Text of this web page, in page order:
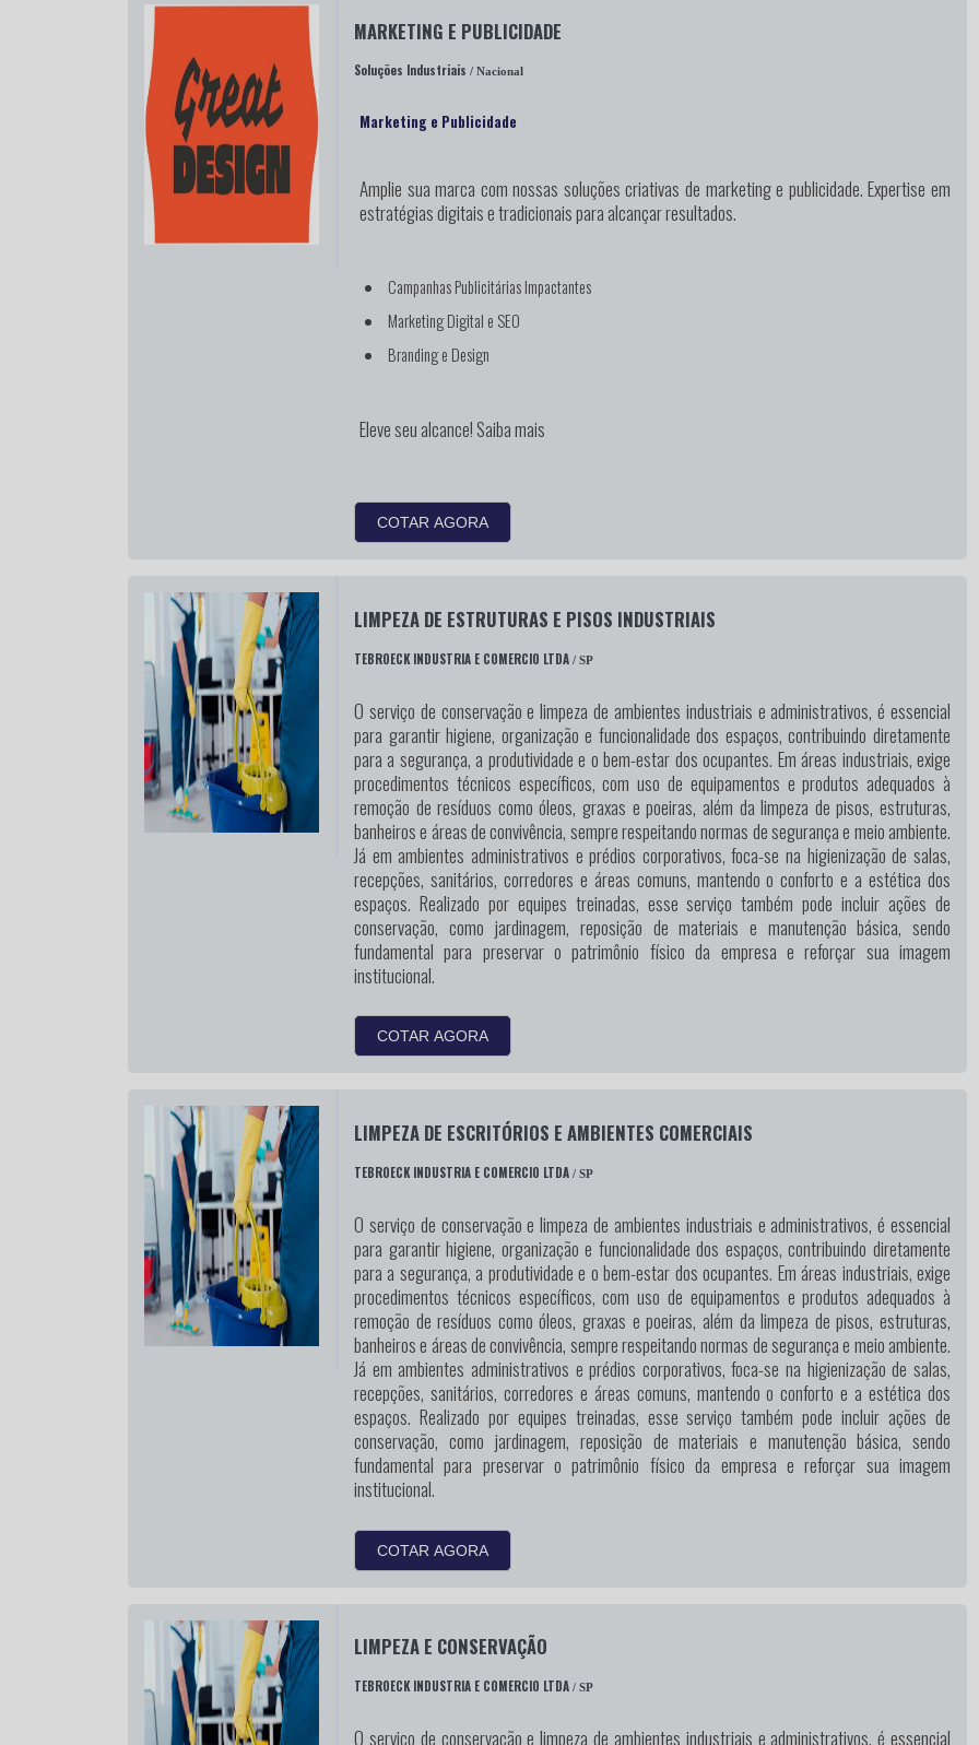
MARKETING E PUBLICIDADE
Soluções Industriais / Nacional
Marketing e Publicidade
Amplie sua marca com nossas soluções criativas de marketing e publicidade. Expertise em
estratégias digitais e tradicionais para alcançar resultados.
Campanhas Publicitárias Impactantes
Marketing Digital e SEO
Branding e Design
Eleve seu alcance! Saiba mais
COTAR AGORA
LIMPEZA DE ESTRUTURAS E PISOS INDUSTRIAIS
TEBROECK INDUSTRIA E COMERCIO LTDA / SP
O serviço de conservação e limpeza de ambientes industriais e administrativos, é essencial
para garantir higiene, organização e funcionalidade dos espaços, contribuindo diretamente
para a segurança, a produtividade e o bem-estar dos ocupantes. Em áreas industriais, exige
procedimentos técnicos específicos, com uso de equipamentos e produtos adequados à
remoção de resíduos como óleos, graxas e poeiras, além da limpeza de pisos, estruturas,
banheiros e áreas de convivência, sempre respeitando normas de segurança e meio ambiente.
Já em ambientes administrativos e prédios corporativos, foca-se na higienização de salas,
recepções, sanitários, corredores e áreas comuns, mantendo o conforto e a estética dos
espaços. Realizado por equipes treinadas, esse serviço também pode incluir ações de
conservação, como jardinagem, reposição de materiais e manutenção básica, sendo
fundamental para preservar o patrimônio físico da empresa e reforçar sua imagem
institucional.
COTAR AGORA
LIMPEZA DE ESCRITÓRIOS E AMBIENTES COMERCIAIS
TEBROECK INDUSTRIA E COMERCIO LTDA / SP
O serviço de conservação e limpeza de ambientes industriais e administrativos, é essencial
para garantir higiene, organização e funcionalidade dos espaços, contribuindo diretamente
para a segurança, a produtividade e o bem-estar dos ocupantes. Em áreas industriais, exige
procedimentos técnicos específicos, com uso de equipamentos e produtos adequados à
remoção de resíduos como óleos, graxas e poeiras, além da limpeza de pisos, estruturas,
banheiros e áreas de convivência, sempre respeitando normas de segurança e meio ambiente.
Já em ambientes administrativos e prédios corporativos, foca-se na higienização de salas,
recepções, sanitários, corredores e áreas comuns, mantendo o conforto e a estética dos
espaços. Realizado por equipes treinadas, esse serviço também pode incluir ações de
conservação, como jardinagem, reposição de materiais e manutenção básica, sendo
fundamental para preservar o patrimônio físico da empresa e reforçar sua imagem
institucional.
COTAR AGORA
LIMPEZA E CONSERVAÇÃO
TEBROECK INDUSTRIA E COMERCIO LTDA / SP
O serviço de conservação e limpeza de ambientes industriais e administrativos, é essencial